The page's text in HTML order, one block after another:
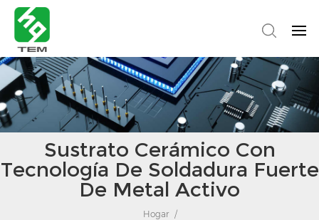
Sustrato Cerámico Con
Tecnología De Soldadura Fuerte
De Metal Activo
Hogar /